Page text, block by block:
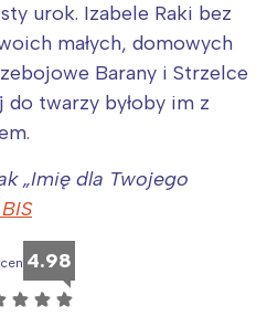
urok. Izabele Raki bez
małych, domowych
Barany i Strzelce
do twarzy byłoby im z
„Imię dla Twojego
4.98
☆ ☆ ☆
wydarzenia z
Śląsk
Południe
Północ
Wszystkie